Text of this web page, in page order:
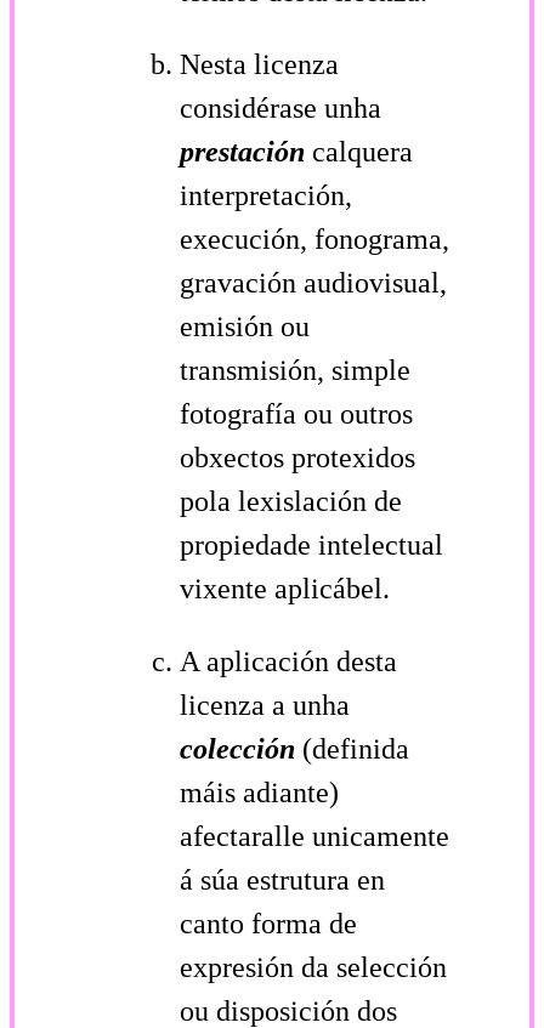
Nesta licenza
considérase unha
prestación calquera
interpretación,
execución, fonograma,
gravación audiovisual,
emisión ou
transmisión, simple
fotografía ou outros
obxectos protexidos
pola lexislación de
propiedade intelectual
vixente aplicábel.
A aplicación desta
licenza a unha
colección (definida
máis adiante)
afectaralle unicamente
á súa estrutura en
canto forma de
expresión da selección
ou disposición dos